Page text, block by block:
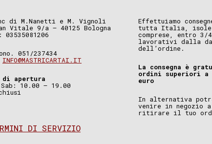
di M.Nanetti e M. Vignoli
Vitale 9/a – 40125 Bologna
051/237434
INFO@MASTRICARTAI.IT
di apertura
10.00 – 19.00
DI SERVIZIO
Effettuiamo
tutta Italia, isole
comprese, entro
lavorativi dalla
dell’ordine.
La consegna è
ordini superiori a
euro
In alternativa
venire in negozio a
ritirare il tuo